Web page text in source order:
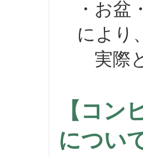
・お盆
により
実際と
【コン
につい